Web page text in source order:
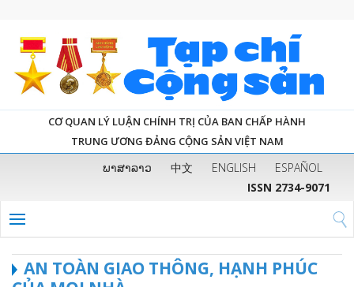
CƠ QUAN LÝ LUẬN CHÍNH TRỊ CỦA BAN CHẤP HÀNH
TRUNG ƯƠNG ĐẢNG CỘNG SẢN VIỆT NAM
ພາສາລາວ 中文 ENGLISH
ESPAÑOL
ISSN 2734-9071
AN TOÀN GIAO THÔNG, HẠNH PHÚC